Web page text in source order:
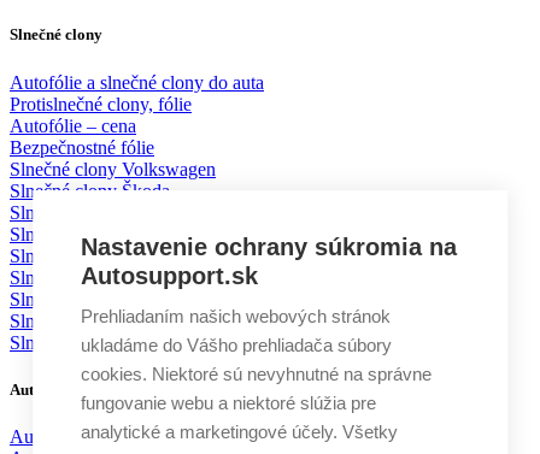
Slnečné clony
Autofólie a slnečné clony do auta
Protislnečné clony, fólie
Autofólie – cena
Bezpečnostné fólie
Slnečné clony Volkswagen
Slnečné clony Škoda
Slnečné clony BMW
Slnečné clony Mercedes
Slnečné clony Mazda
Slnečné clony Toyota
Slnečné clony Ford
Slnečné clony KIA
Slnečné clony Volvo
Autodoplnky
Autochémia
Nastavenie ochrany súkromia na
Autosupport.sk
Prehliadaním našich webových stránok
ukladáme do Vášho prehliadača súbory
cookies. Niektoré sú nevyhnutné na správne
fungovanie webu a niektoré slúžia pre
analytické a marketingové účely. Všetky